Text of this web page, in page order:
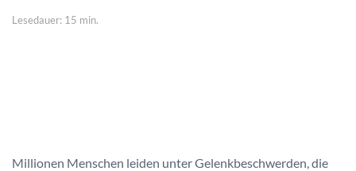
Lesedauer: 15 min.
Millionen Menschen leiden unter Gelenkbeschwerden, die